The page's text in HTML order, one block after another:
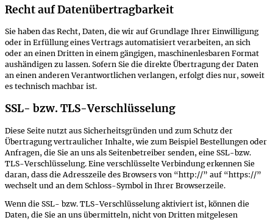
Recht auf Datenübertragbarkeit
Sie haben das Recht, Daten, die wir auf Grundlage Ihrer Einwilligung
oder in Erfüllung eines Vertrags automatisiert verarbeiten, an sich
oder an einen Dritten in einem gängigen, maschinenlesbaren Format
aushändigen zu lassen. Sofern Sie die direkte Übertragung der Daten
an einen anderen Verantwortlichen verlangen, erfolgt dies nur, soweit
es technisch machbar ist.
SSL- bzw. TLS-Verschlüsselung
Diese Seite nutzt aus Sicherheitsgründen und zum Schutz der
Übertragung vertraulicher Inhalte, wie zum Beispiel Bestellungen oder
Anfragen, die Sie an uns als Seitenbetreiber senden, eine SSL-bzw.
TLS-Verschlüsselung. Eine verschlüsselte Verbindung erkennen Sie
daran, dass die Adresszeile des Browsers von “http://” auf “https://”
wechselt und an dem Schloss-Symbol in Ihrer Browserzeile.
Wenn die SSL- bzw. TLS-Verschlüsselung aktiviert ist, können die
Daten, die Sie an uns übermitteln, nicht von Dritten mitgelesen